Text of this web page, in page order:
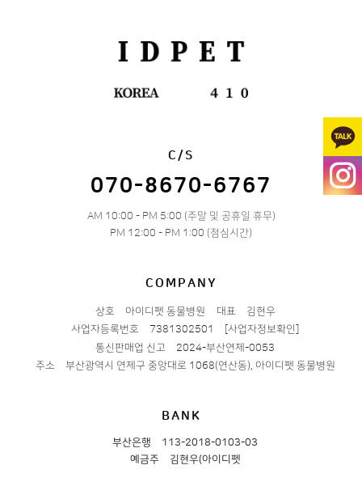
C/S
070-8670-6767
AM 10:00 - PM 5:00 (주말 및 공휴일 휴무)
PM 12:00 - PM 1:00 (점심시간)
COMPANY
상호 아이디펫 동물병원 대표
김현우
사업자등록번호
7381302501
[사업자정보확인]
통신판매업 신고
2024-부산연제-0053
주소
부산광역시 연제구 중앙대로 1068(연산동), 아이디펫 동물병원
BANK
부산은행
113-2018-0103-03
예금주
김현우(아이디펫